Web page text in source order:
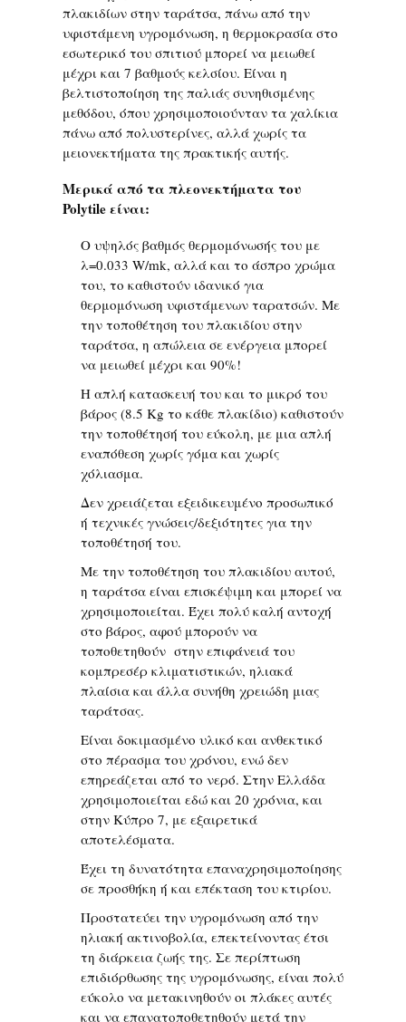
πλακιδίων στην ταράτσα, πάνω από την
υφιστάμενη υγρομόνωση, η θερμοκρασία στο
εσωτερικό του σπιτιού μπορεί να μειωθεί
μέχρι και 7 βαθμούς κελσίου. Είναι η
βελτιστοποίηση της παλιάς συνηθισμένης
μεθόδου, όπου χρησιμοποιούνταν τα χαλίκια
πάνω από πολυστερίνες, αλλά χωρίς τα
μειονεκτήματα της πρακτικής αυτής.
Μερικά από τα πλεονεκτήματα του
Polytile είναι:
Ο υψηλός βαθμός θερμομόνωσής του με
λ=0.033 W/mk, αλλά και το άσπρο χρώμα
του, το καθιστούν ιδανικό για
θερμομόνωση υφιστάμενων ταρατσών. Με
την τοποθέτηση του πλακιδίου στην
ταράτσα, η απώλεια σε ενέργεια μπορεί
να μειωθεί μέχρι και 90%!
Η απλή κατασκευή του και το μικρό του
βάρος (8.5 Kg το κάθε πλακίδιο) καθιστούν
την τοποθέτησή του εύκολη, με μια απλή
εναπόθεση χωρίς γόμα και χωρίς
χόλιασμα.
Δεν χρειάζεται εξειδικευμένο προσωπικό
ή τεχνικές γνώσεις/δεξιότητες για την
τοποθέτησή του.
Με την τοποθέτηση του πλακιδίου αυτού,
η ταράτσα είναι επισκέψιμη και μπορεί να
χρησιμοποιείται. Έχει πολύ καλή αντοχή
στο βάρος, αφού μπορούν να
τοποθετηθούν στην επιφάνειά του
κομπρεσέρ κλιματιστικών, ηλιακά
πλαίσια και άλλα συνήθη χρειώδη μιας
ταράτσας.
Είναι δοκιμασμένο υλικό και ανθεκτικό
στο πέρασμα του χρόνου, ενώ δεν
επηρεάζεται από το νερό. Στην Ελλάδα
χρησιμοποιείται εδώ και 20 χρόνια, και
στην Κύπρο 7, με εξαιρετικά
αποτελέσματα.
Έχει τη δυνατότητα επαναχρησιμοποίησης
σε προσθήκη ή και επέκταση του κτιρίου.
Προστατεύει την υγρομόνωση από την
ηλιακή ακτινοβολία, επεκτείνοντας έτσι
τη διάρκεια ζωής της. Σε περίπτωση
επιδιόρθωσης της υγρομόνωσης, είναι πολύ
εύκολο να μετακινηθούν οι πλάκες αυτές
και να επανατοποθετηθούν μετά την